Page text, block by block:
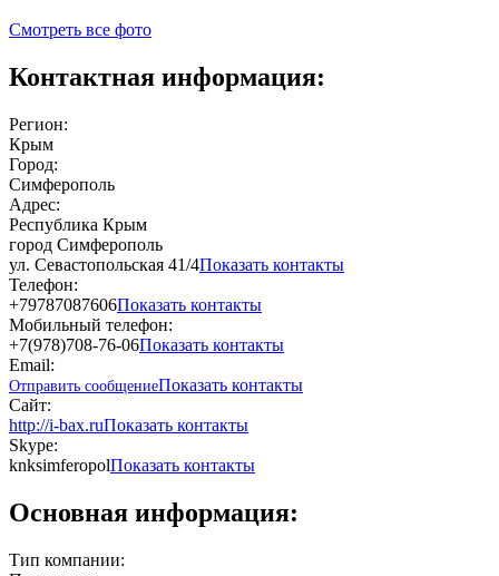
Смотреть все фото
Контактная информация:
Регион:
Крым
Город:
Симферополь
Адрес:
Республика Крым
город Симферополь
ул. Севастопольская 41/4Показать контакты
Телефон:
+79787087606Показать контакты
Мобильный телефон:
+7(978)708-76-06Показать контакты
Email:
Отправить сообщениеПоказать контакты
Сайт:
http://i-bax.ruПоказать контакты
Skype:
knksimferopolПоказать контакты
Основная информация:
Тип компании: